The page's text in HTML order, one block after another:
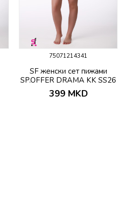
75071214341
SF женски сет пижами
SP.OFFER DRAMA KK SS26
399 MKD